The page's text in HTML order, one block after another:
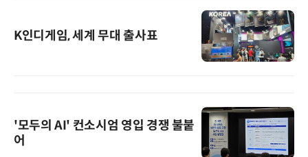
K인디게임, 세계 무대 출사표
'모두의 AI' 컨소시엄 영입 경쟁 불붙
어